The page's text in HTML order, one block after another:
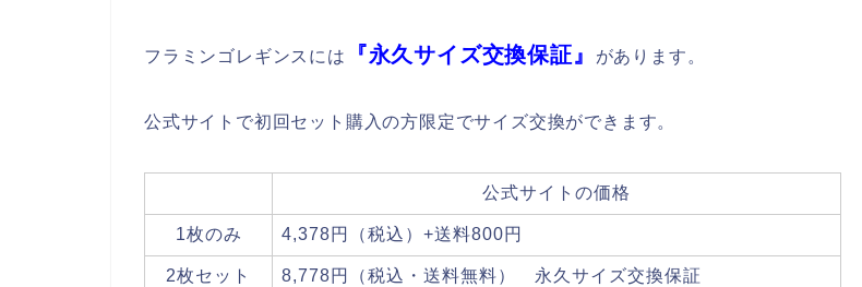
フラミンゴレギンスには 『永久サイズ交換保証』 があります。
公式サイトで初回セット購入の方限定でサイズ交換ができます。
公式サイトの価格
1枚のみ 4,378円（税込）+送料800円
2枚セット 8,778円（税込・送料無料） 永久サイズ交換保証